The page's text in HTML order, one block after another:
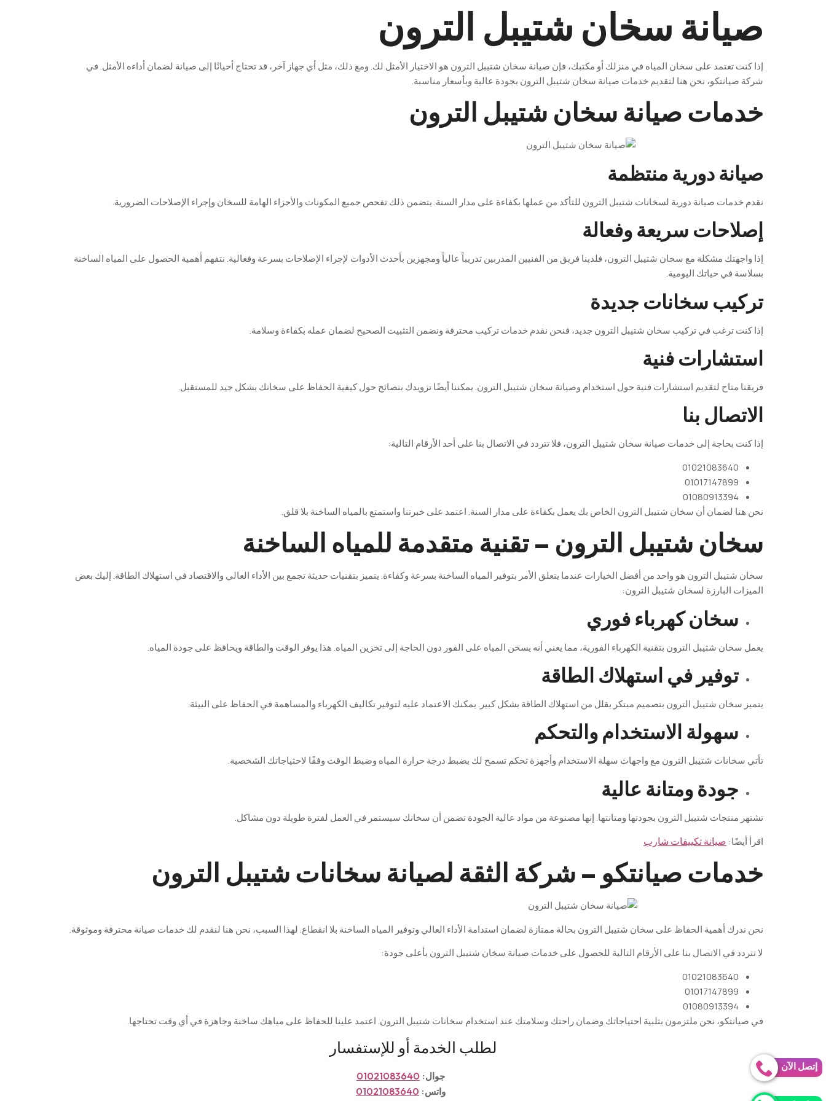
صيانة سخان شتيبل الترون
إذاكنتتعتمد على سخان المياه في منزلكأو مكتبك، فإن صيانة سخان شتيبل الترون هو الاختيار الأمثل لك.ومع ذلك، مثلأي جهاز آخر ، قدتحتاجأحيانًا إلى صيانة لضمانأداءه الأمثل.في
شركة صيانتكو، نحن هنا لتقديم خدمات صيانة سخان شتيبل الترون بجودة عالية وبأسعار مناسبة.
خدمات صيانة سخان شتيبل الترون
صيانة دورية منتظمة
نقدم خدمات صيانة دورية لسخانات شتيبل الترون للتأكد من عملها بكفاءة على مدار السنة.يتضمن ذلكتفحص جميع المكونات والأجزاء الهامة للسخان وإجراء الإصلاحات الضرورية.
إصلاحات سريعة وفعالة
إذا واجهتك مشكلة مع سخان شتيبل الترون، فلدينا فريق من الفنيين المدربينتدريباًعالياًومجهزين بأحدث الأدوات لإجراء الإصلاحات بسرعة وفعالية.نتفهمأهمية الحصول على المياه الساخنة
بسلاسة في حياتك اليومية.
تركيب سخانات جديدة
إذاكنتترغب فيتركيب سخان شتيبل الترون جديد، فنحن نقدم خدماتتركيب محترفة ونضمن التثبيت الصحيح لضمان عمله بكفاءة وسلامة.
استشارات فنية
فريقنا متاح لتقديم استشارات فنية حول استخدام وصيانة سخان شتيبل الترون.يمكنناأيضًاتزويدك بنصائح حولكيفية الحفاظ على سخانك بشكل جيد للمستقبل.
الاتصال بنا
إذاكنت بحاجة إلى خدمات صيانة سخان شتيبل الترون، فلاتتردد في الاتصال بنا علىأحد الأرقام التالية:
01021083640
01017147899
01080913394
نحن هنا لضمانأن سخان شتيبل الترون الخاص بك يعمل بكفاءة على مدار السنة.اعتمد على خبرتنا واستمتع بالمياه الساخنة بلا قلق.
سخان شتيبل الترون – تقنية متقدمة للمياه الساخنة
سخان شتيبل الترون هو واحد منأفضل الخيارات عندما يتعلق الأمر بتوفير المياه الساخنة بسرعة وكفاءة.يتميز بتقنيات حديثةتجمع بين الأداء العالي والاقتصاد في استهلاك الطاقة.إليك بعض
الميزات البارزة لسخان شتيبل الترون:
سخان كهرباء فوري
يعمل سخان شتيبل الترون بتقنية الكهرباء الفورية، مما يعنيأنه يسخن المياه على الفور دون الحاجة إلىتخزين المياه.هذا يوفر الوقت والطاقة ويحافظ على جودة المياه.
توفير في استهلاك الطاقة
يتميز سخان شتيبل الترون بتصميم مبتكر يقلل من استهلاك الطاقة بشكلكبير .يمكنك الاعتماد عليه لتوفير تكاليف الكهرباء والمساهمة في الحفاظ على البيئة.
سهولة الاستخدام والتحكم
تأتي سخانات شتيبل الترون مع واجهات سهلة الاستخدام وأجهزةتحكمتسمح لك بضبط درجة حرارة المياه وضبط الوقت وفقًا لاحتياجاتك الشخصية.
جودة ومتانة عالية
تشتهر منتجات شتيبل الترون بجودتها ومتانتها.إنها مصنوعة من مواد عالية الجودةتضمنأن سخانك سيستمر في العمل لفترة طويلة دون مشاكل.
اقرأ أيضًا: صيانة تكييفات شارب
خدمات صيانتكو – شركة الثقة لصيانة سخانات شتيبل الترون
نحن ندركأهمية الحفاظ على سخان شتيبل الترون بحالة ممتازة لضمان استدامة الأداء العالي وتوفير المياه الساخنة بلا انقطاع.لهذا السبب، نحن هنا لنقدم لك خدمات صيانة محترفة وموثوقة.
لاتتردد في الاتصال بنا على الأرقام التالية للحصول على خدمات صيانة سخان شتيبل الترون بأعلى جودة:
01021083640
01017147899
01080913394
في صيانتكو، نحن ملتزمون بتلبية احتياجاتك وضمانراحتك وسلامتك عند استخدام سخانات شتيبل الترون.اعتمد علينا للحفاظ على مياهك ساخنة وجاهزة فيأي وقتتحتاجها.
لطلب الخدمة أو للإستفسار
جوال: 01021083640
واتس: 01021083640
إتصل الآن